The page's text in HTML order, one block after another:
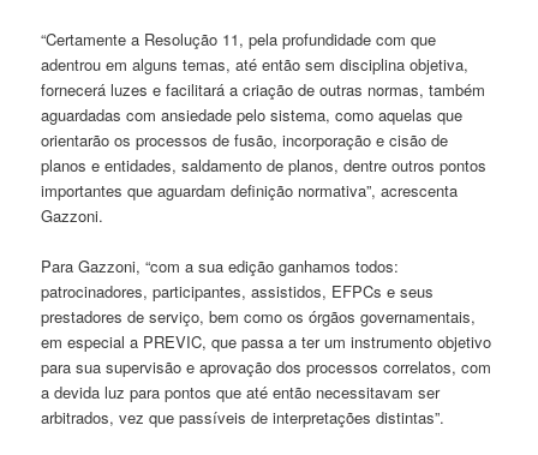
“Certamente a Resolução 11, pela profundidade com que
adentrou em alguns temas, até então sem disciplina objetiva,
fornecerá luzes e facilitará a criação de outras normas, também
aguardadas com ansiedade pelo sistema, como aquelas que
orientarão os processos de fusão, incorporação e cisão de
planos e entidades, saldamento de planos, dentre outros pontos
importantes que aguardam definição normativa”, acrescenta
Gazzoni.
Para Gazzoni, “com a sua edição ganhamos todos:
patrocinadores, participantes, assistidos, EFPCs e seus
prestadores de serviço, bem como os órgãos governamentais,
em especial a PREVIC, que passa a ter um instrumento objetivo
para sua supervisão e aprovação dos processos correlatos, com
a devida luz para pontos que até então necessitavam ser
arbitrados, vez que passíveis de interpretações distintas”.